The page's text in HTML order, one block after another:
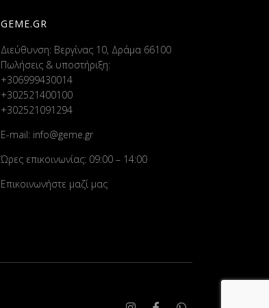
GEME.GR
Διεύθυνση: Βεργίνας 10, Δράμα 66100
Πωλήσεις & υποστήριξη:
+306999430014
+302521400100
+302521091294
E-mail: info@geme.gr
Ώρες επικοινωνίας: 09:00 – 14:00
Επικοινωνήστε μαζί μας